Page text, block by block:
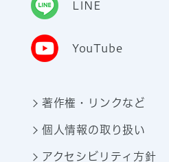
LINE
YouTube
著作権・リンクなど
個人情報の取り扱い
アクセシビリティ方針